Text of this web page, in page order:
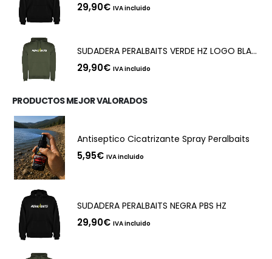
29,90€ IVA incluido
SUDADERA PERALBAITS VERDE HZ LOGO BLANCO
29,90€ IVA incluido
PRODUCTOS MEJOR VALORADOS
Antiseptico Cicatrizante Spray Peralbaits
5,95€ IVA incluido
SUDADERA PERALBAITS NEGRA PBS HZ
29,90€ IVA incluido